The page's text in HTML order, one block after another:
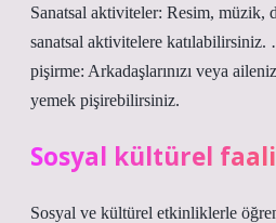
Sanatsal aktiviteler: Resim, müzik,
sanatsal aktivitelere
pişirme: Arkadaşlarınızı veya
yemek pişirebilirsiniz.
Sosyal kültürel
Sosyal ve kültürel etkinliklerle